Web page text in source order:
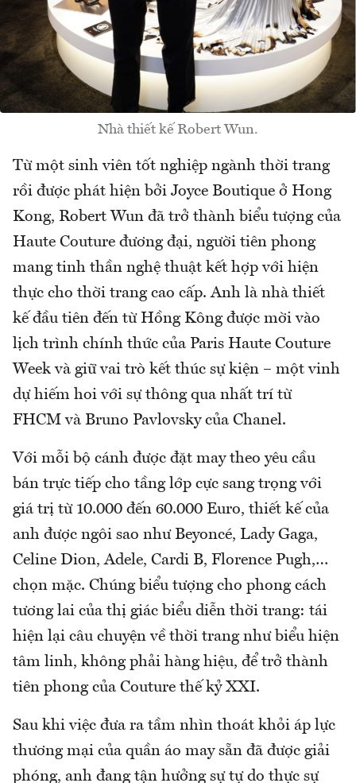
Nhà thiết kế Robert Wun.
Từ một sinh viên tốt nghiệp ngành thời trang
rồi được phát hiện bởi Joyce Boutique ở Hong
Kong, Robert Wun đã trở thành biểu tượng của
Haute Couture đương đại, người tiên phong
mang tinh thần nghệ thuật kết hợp với hiện
thực cho thời trang cao cấp. Anh là nhà thiết
kế đầu tiên đến từ Hồng Kông được mời vào
lịch trình chính thức của Paris Haute Couture
Week và giữ vai trò kết thúc sự kiện – một vinh
dự hiếm hoi với sự thông qua nhất trí từ
FHCM và Bruno Pavlovsky của Chanel.
Với mỗi bộ cánh được đặt may theo yêu cầu
bán trực tiếp cho tầng lớp cực sang trọng với
giá trị từ 10.000 đến 60.000 Euro, thiết kế của
anh được ngôi sao như Beyoncé, Lady Gaga,
Celine Dion, Adele, Cardi B, Florence Pugh,…
chọn mặc. Chúng biểu tượng cho phong cách
tương lai của thị giác biểu diễn thời trang: tái
hiện lại câu chuyện về thời trang như biểu hiện
tâm linh, không phải hàng hiệu, để trở thành
tiên phong của Couture thế kỷ XXI.
Sau khi việc đưa ra tầm nhìn thoát khỏi áp lực
thương mại của quần áo may sẵn đã được giải
phóng, anh đang tận hưởng sự tự do thực sự